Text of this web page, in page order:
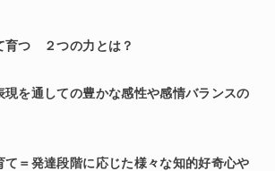
育つ ２つの力とは？
現を通しての豊かな感性や感情バランスの
て＝発達段階に応じた様々な知的好奇心や